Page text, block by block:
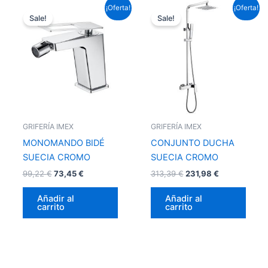
¡Oferta!
Sale!
GRIFERÍA IMEX
MONOMANDO BIDÉ
SUECIA CROMO
99,22€
original
era:
99,22 €.
73,45€
precio
actual
es:
73,45 €.
Añadir al
carrito
¡Oferta!
Sale!
GRIFERÍA IMEX
CONJUNTO DUCHA
SUECIA CROMO
313,39€
El
original
era:
313,39 €.
231,98 €
precio
Añadir al
carrito